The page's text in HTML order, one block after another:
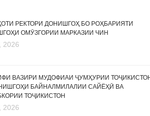
РЕКТОРИ ДОНИШГОҲ БО РОҲБАРИЯТИ
ОМӮЗГОРИИ МАРКАЗИИ ЧИН
2026
ВАЗИРИ МУДОФИАИ ҶУМҲУРИИ
БАЙНАЛМИЛАЛИИ САЙЁҲӢ ВА
ТОҶИКИСТОН
2026